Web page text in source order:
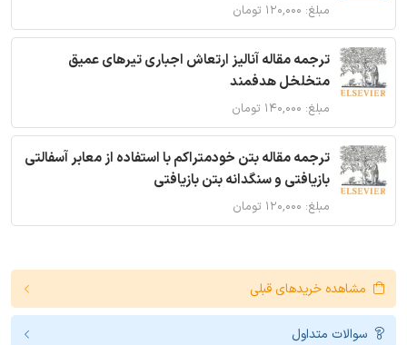
مبلغ: ۱۲۰,۰۰۰ تومان
ترجمه مقاله آنالیز ارتعاش اجباری تیرهای عمیق
متخلخل هدفمند
مبلغ: ۱۴۰,۰۰۰ تومان
ترجمه مقاله بتن خودمتراکم با استفاده از معابر آسفالتی
بازیافتی و سنگدانه بتن بازیافتی
مبلغ: ۱۲۰,۰۰۰ تومان
مشاهده خریدهای قبلی
سوالات متداول